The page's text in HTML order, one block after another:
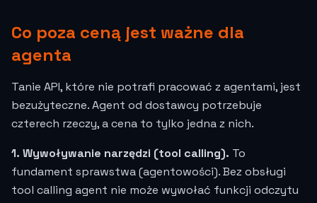
Co poza ceną jest ważne dla
agenta
Tanie API, które nie potrafi pracować z agentami, jest
bezużyteczne. Agent od dostawcy potrzebuje
czterech rzeczy, a cena to tylko jedna z nich.
1. Wywoływanie narzędzi (tool calling). To
fundament sprawstwa (agentowości). Bez obsługi
tool calling agent nie może wywołać funkcji odczytu